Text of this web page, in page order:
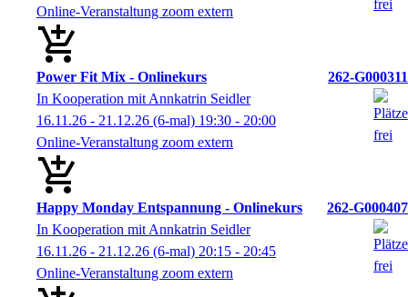
Online-Veranstaltung zoom extern
Power Fit Mix - Onlinekurs
262-G000311
In Kooperation mit Annkatrin Seidler
16.11.26 - 21.12.26 (6-mal) 19:30 - 20:00
Online-Veranstaltung zoom extern
Happy Monday Entspannung - Onlinekurs
262-G000407
In Kooperation mit Annkatrin Seidler
16.11.26 - 21.12.26 (6-mal) 20:15 - 20:45
Online-Veranstaltung zoom extern